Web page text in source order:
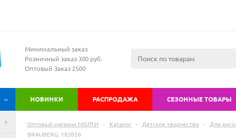
Минимальный заказ
Розничный заказ 300 руб.
Оптовый Заказ 2500
НОВИНКИ РАСПРОДАЖА СЕЗОННЫЕ ТОВАРЫ
Оптовый магазин МОЛТИ - Каталог - Детское творчество - Для
BRAUBERG, 182056